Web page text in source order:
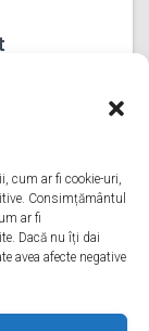
cum ar fi cookie-uri,
Consimțământul
ar fi
Dacă nu îți dai
avea afecte negative
venit pe
PRAHOVA
in